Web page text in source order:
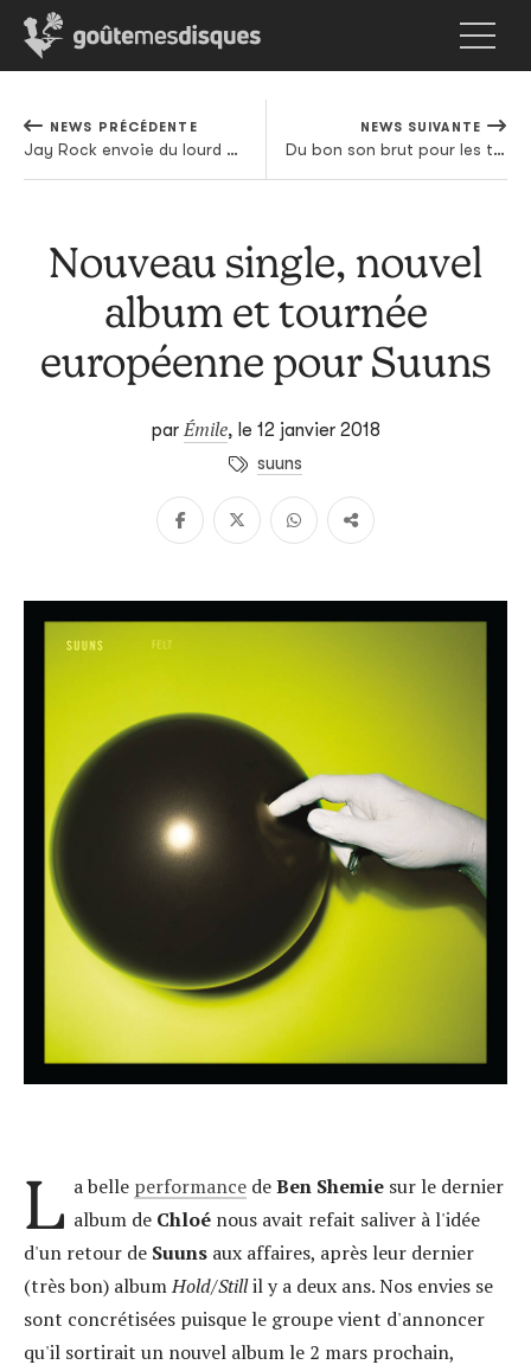
NEWS PRÉCÉDENTE
Jay Rock envoie du lourd et convie du très gros poisson pour le premier extrait de son prochain album
NEWS SUIVANTE
Du bon son brut pour les truands : la sélection rap US du week-end by GMD
Nouveau single, nouvel
album et tournée
européenne pour Suuns
parÉmile, le 12 janvier 2018
suuns
L a belle performancedeBen Shemiesur le dernier
album de Chloénous avait refait saliver à l'idée
d'un retour de Suuns aux affaires, après leur dernier
(très bon) albumHold/Stillil y a deux ans. Nos envies se
sont concrétisées puisque le groupe vient d'annoncer
qu'il sortirait un nouvel album le 2 mars prochain,